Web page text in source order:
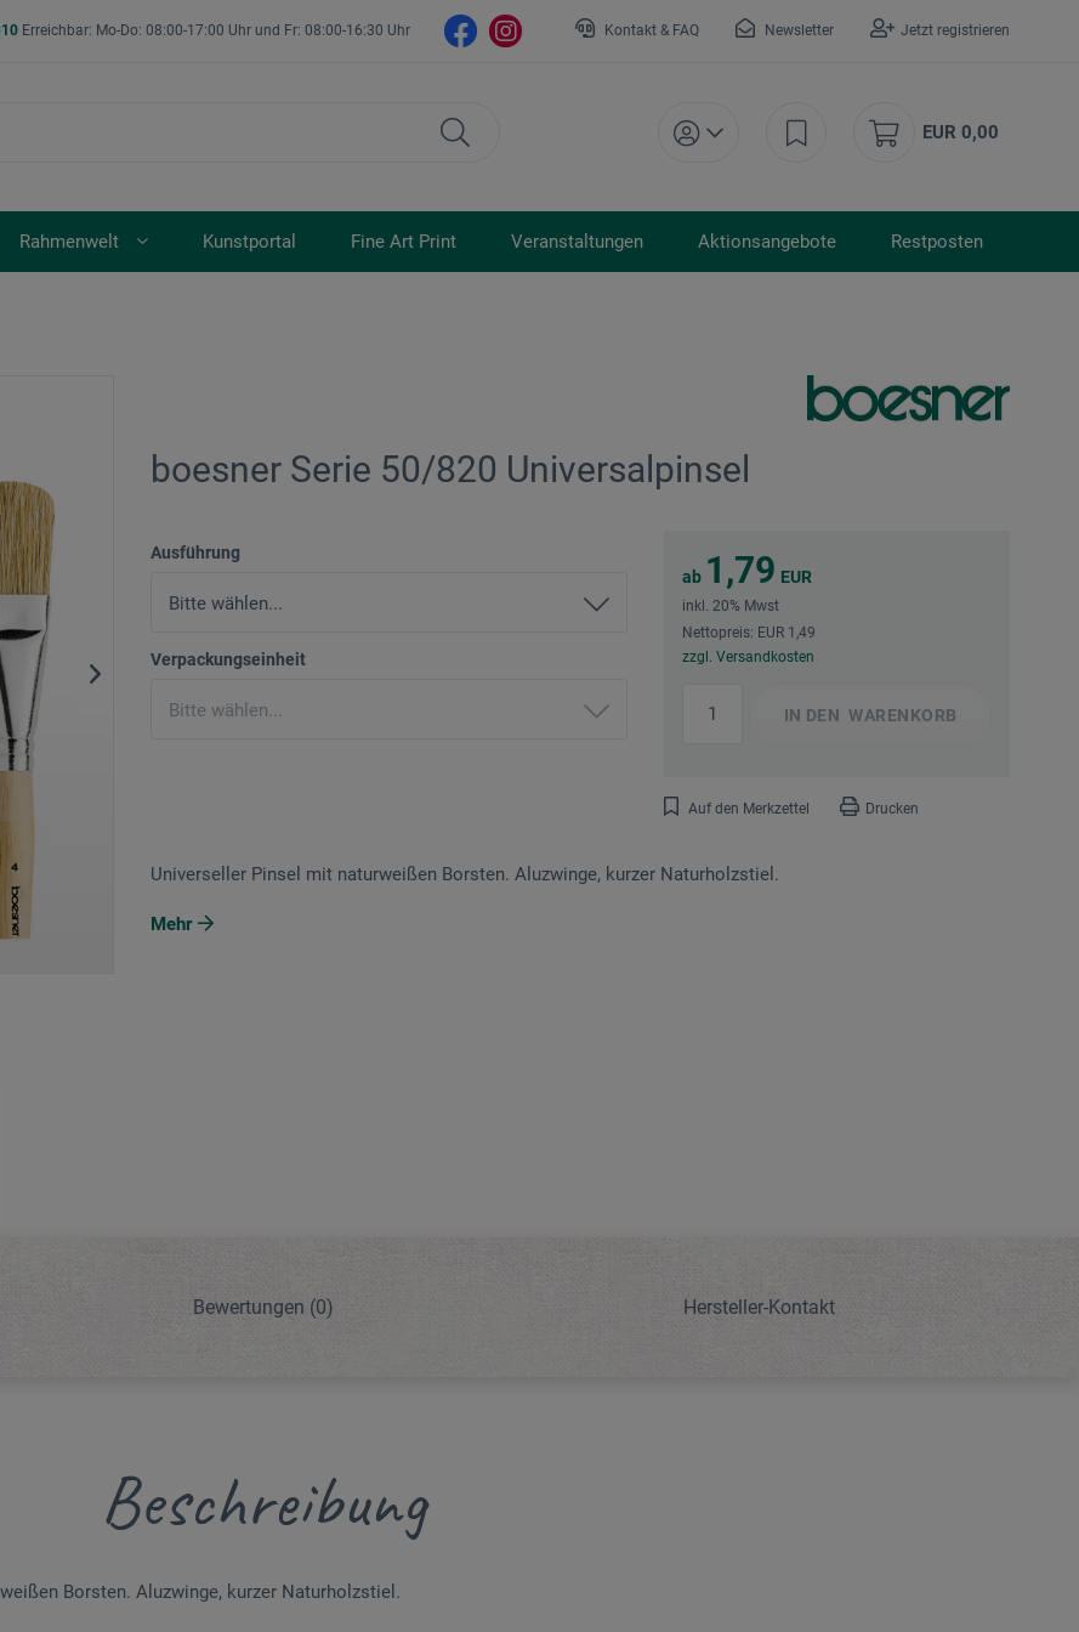
Erreichbar: Mo-Do: 08:00-17:00 Uhr und Fr: 08:00-16:30 Uhr Kontakt & FAQ Newsletter Jetzt registrieren
EUR 0,00
Rahmenwelt Kunstportal Fine Art Print Veranstaltungen Aktionsangebote Restposten
boesner Serie 50/820 Universalpinsel
Ausführung
Verpackungseinheit
ab 1,79 EUR
inkl. 20% Mwst
Nettopreis: EUR 1,49
zzgl. Versandkosten
IN DEN WARENKORB
Auf den Merkzettel Drucken
Universeller Pinsel mit naturweißen Borsten. Aluzwinge, kurzer Naturholzstiel.
Mehr
Bewertungen (0) Hersteller-Kontakt
Beschreibung
Borsten. Aluzwinge, kurzer Naturholzstiel.